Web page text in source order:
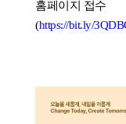
홈페이지 접수
(https://bit.ly/